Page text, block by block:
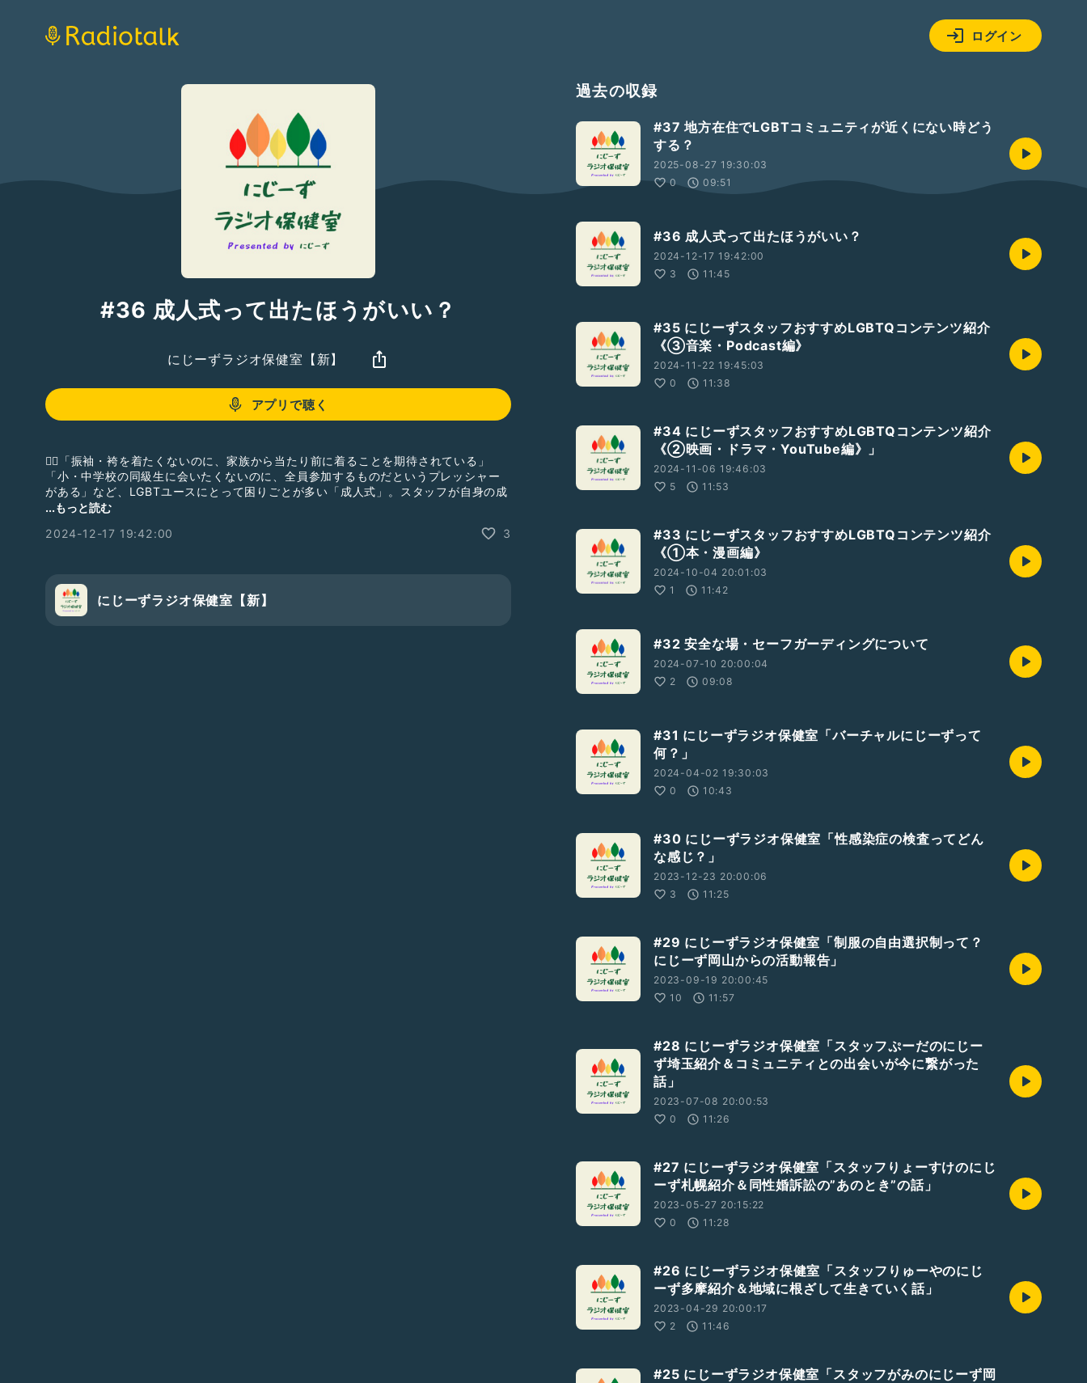
ログイン
#36 成人式って出たほうがいい？
にじーずラジオ保健室【新】
アプリで聴く
🏳️‍🌈「振袖・袴を着たくないのに、家族から当たり前に着ることを期待されている」
「小・中学校の同級生に会いたくないのに、全員参加するものだというプレッシャー
がある」など、LGBTユースにとって困りごとが多い「成人式」。スタッフが自身の成
人祝いで実践した晴れ着のことを話したり、服装・同窓会参加など成人式に関する困
📻MC:やひろ、がみ
https://24zzz-lgbt.com/donation/
★LINE相談
...もっと読む
2024-12-17 19:42:00
3
にじーずラジオ保健室【新】
過去の収録
#37 地方在住でLGBTコミュニティが近くにない時どう
する？
2025-08-27 19:30:03
0
09:51
#36 成人式って出たほうがいい？
2024-12-17 19:42:00
3
11:45
#35 にじーずスタッフおすすめLGBTQコンテンツ紹介
《③音楽・Podcast編》
2024-11-22 19:45:03
0
11:38
#34 にじーずスタッフおすすめLGBTQコンテンツ紹介
《②映画・ドラマ・YouTube編》」
2024-11-06 19:46:03
5
11:53
#33 にじーずスタッフおすすめLGBTQコンテンツ紹介
《①本・漫画編》
2024-10-04 20:01:03
1
11:42
#32 安全な場・セーフガーディングについて
2024-07-10 20:00:04
2
09:08
#31 にじーずラジオ保健室「バーチャルにじーずって
何？」
2024-04-02 19:30:03
0
10:43
#30 にじーずラジオ保健室「性感染症の検査ってどん
な感じ？」
2023-12-23 20:00:06
3
11:25
#29 にじーずラジオ保健室「制服の自由選択制って？
にじーず岡山からの活動報告」
2023-09-19 20:00:45
10
11:57
#28 にじーずラジオ保健室「スタッフぷーだのにじー
ず埼玉紹介＆コミュニティとの出会いが今に繋がった
話」
2023-07-08 20:00:53
0
11:26
#27 にじーずラジオ保健室「スタッフりょーすけのにじ
ーず札幌紹介＆同性婚訴訟の”あのとき”の話」
2023-05-27 20:15:22
0
11:28
#26 にじーずラジオ保健室「スタッフりゅーやのにじ
ーず多摩紹介＆地域に根ざして生きていく話」
2023-04-29 20:00:17
2
11:46
#25 にじーずラジオ保健室「スタッフがみのにじーず岡